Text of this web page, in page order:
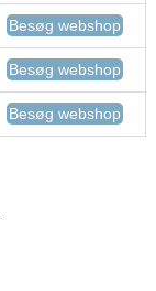
Besøg webshop
Besøg webshop
Besøg webshop